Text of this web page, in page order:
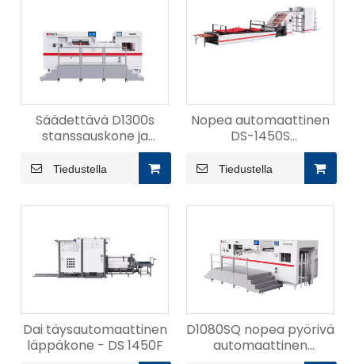
Säädettävä D1300s
stanssauskone ja
Tiedustella
Nopea automaattinen
DS-1450S
laminointikone
Tiedustella
Dai täysautomaattinen
läppäkone - DS 1450F
D1080SQ nopea pyörivä
automaattinen